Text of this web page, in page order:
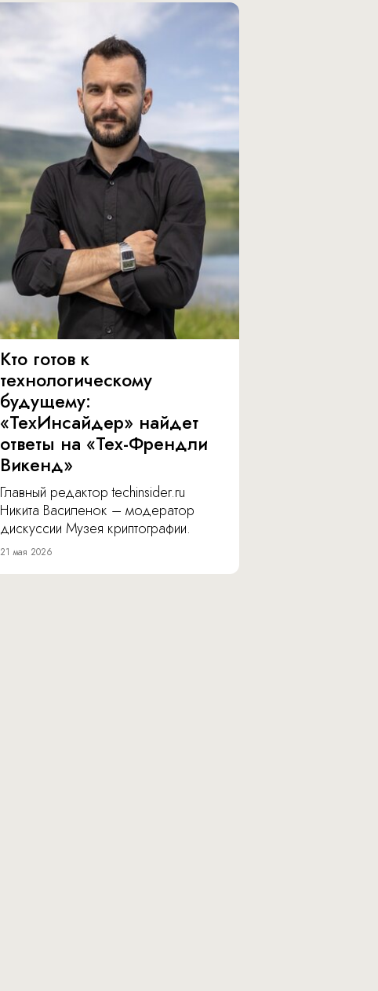
Кто готов к
технологическому
будущему:
«ТехИнсайдер» найдет
ответы на «Тех-Френдли
Викенд»
Главный редактор techinsider.ru
Никита Василенок – модератор
дискуссии Музея криптографии.
21 мая 2026